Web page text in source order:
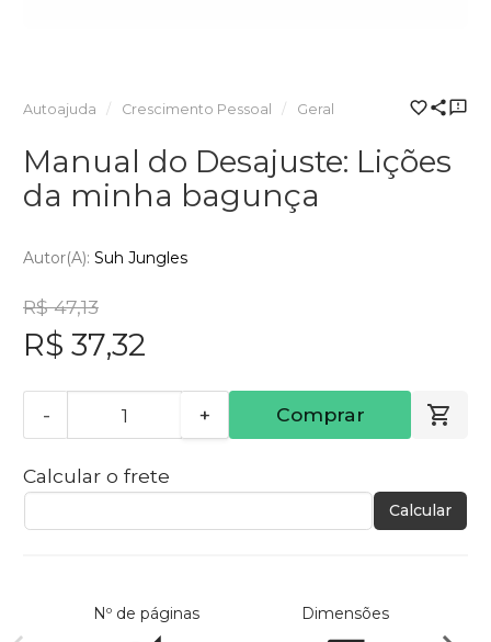
Autoajuda Crescimento Pessoal Geral
Manual do Desajuste: Lições
da minha bagunça
Autor(a): Suh Jungles
R$ 47,13
R$ 37,32
- + Comprar
Calcular o frete
Calcular
Nº de páginas Dimensões